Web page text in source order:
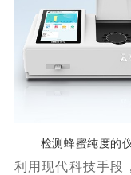
检测蜂蜜纯度的
利用现代科技手段